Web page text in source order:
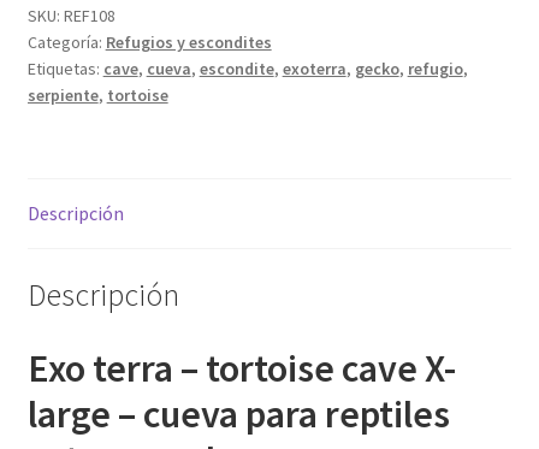
cave
X-
large
-
extra
cantidad
SKU: REF108
Categoría: Refugios y escondites
Etiquetas: cave, cueva, escondite, exoterra, gecko, refugio,
serpiente, tortoise
Descripción
Descripción
Exo terra – tortoise cave X-
large – cueva para reptiles